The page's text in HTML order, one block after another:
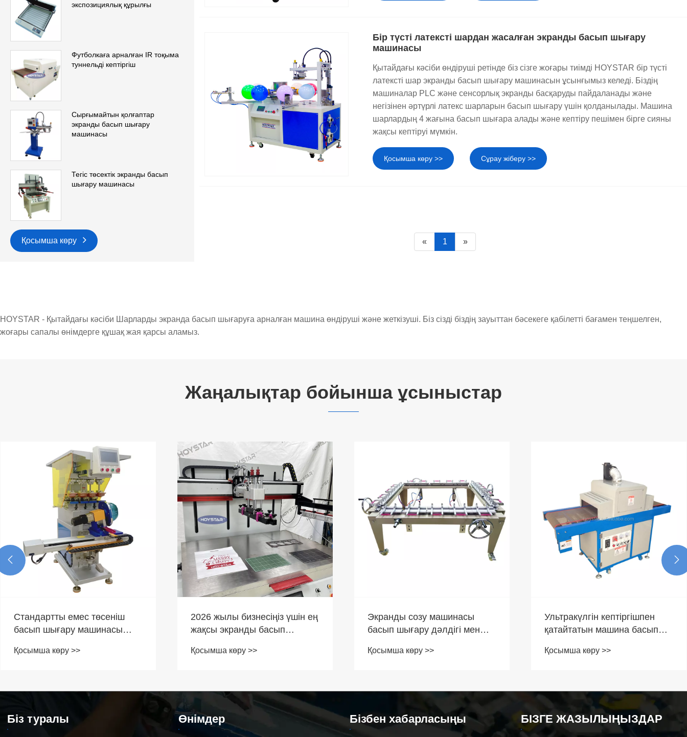
экспозициялық құрылғы
Футболкаға арналған IR тоқыма
туннельді кептіргіш
Сырғымайтын қолғаптар
экранды басып шығару
машинасы
Тегіс төсектік экранды басып
шығару машинасы
Қосымша көру
Бір түсті латексті шардан жасалған экранды басып шығару
машинасы
Қытайдағы кәсіби өндіруші ретінде біз сізге жоғары тиімді HOYSTAR бір түсті
латексті шар экранды басып шығару машинасын ұсынғымыз келеді. Біздің
машиналар PLC және сенсорлық экранды басқаруды пайдаланады және
негізінен әртүрлі латекс шарларын басып шығару үшін қолданылады. Машина
шарлардың 4 жағына басып шығара алады және кептіру пешімен бірге сияны
жақсы кептіруі мүмкін.
Қосымша көру >> Сұрау жіберу >>
« 1 »
HOYSTAR - Қытайдағы кәсіби Шарларды экранда басып шығаруға арналған машина өндіруші және жеткізуші. Біз сізді біздің зауыттан бәсекеге қабілетті бағамен теңшелген,
жоғары сапалы өнімдерге құшақ жая қарсы аламыз.
Жаңалықтар бойынша ұсыныстар
Стандартты емес төсеніш
басып шығару машинасы
шығарудағы күрделі
Қосымша көру >>
2026 жылы бизнесіңіз үшін ең
жақсы экранды басып
таңдауға болады
Қосымша көру >>
Экранды созу машинасы
басып шығару дәлдігі мен
жақсарта алады
Қосымша көру >>
Ультракүлгін кептіргішпен
қатайтатын машина басып
сапасын қалай жақсарта
Қосымша көру >>
 
Біз туралы Өнімдер Бізбен хабарласыңы БІЗГЕ ЖАЗЫЛЫҢЫЗДАР